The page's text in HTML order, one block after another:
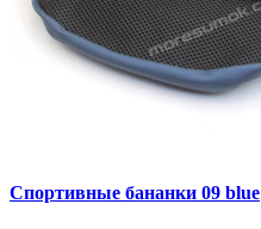
Спортивные бананки 09 blue